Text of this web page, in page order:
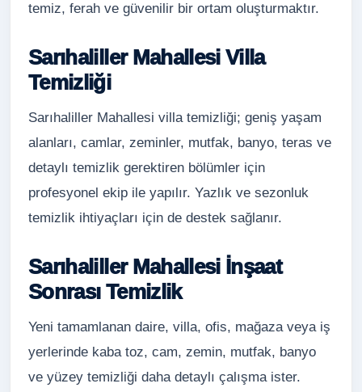
temiz, ferah ve güvenilir bir ortam oluşturmaktır.
Sarıhaliller Mahallesi Villa
Temizliği
Sarıhaliller Mahallesi villa temizliği; geniş yaşam
alanları, camlar, zeminler, mutfak, banyo, teras ve
detaylı temizlik gerektiren bölümler için
profesyonel ekip ile yapılır. Yazlık ve sezonluk
temizlik ihtiyaçları için de destek sağlanır.
Sarıhaliller Mahallesi İnşaat
Sonrası Temizlik
Yeni tamamlanan daire, villa, ofis, mağaza veya iş
yerlerinde kaba toz, cam, zemin, mutfak, banyo
ve yüzey temizliği daha detaylı çalışma ister.